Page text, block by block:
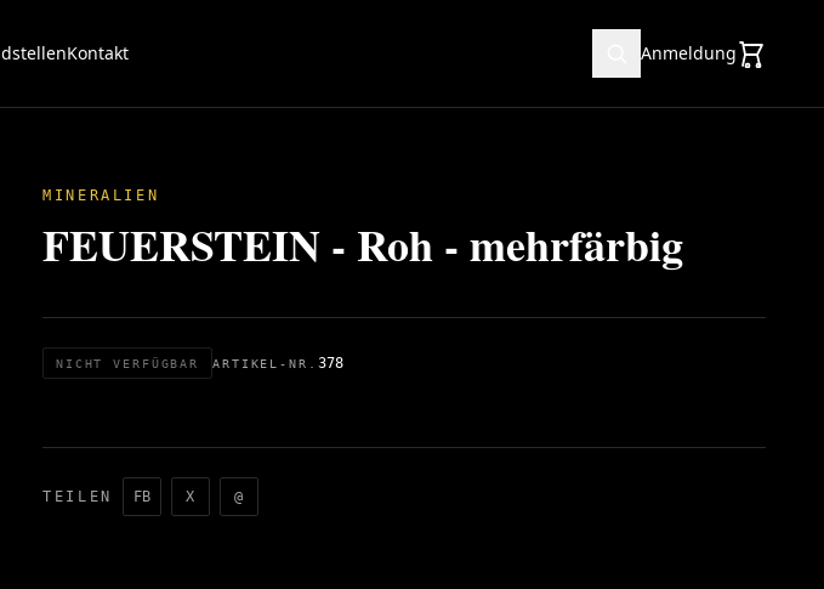
Kontakt Anmeldung
MINERALIEN
FEUERSTEIN - Roh - mehrfärbig
NICHT VERFÜGBAR ARTIKEL-NR. 378
TEILEN FB X @